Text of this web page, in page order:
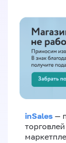
inSales —